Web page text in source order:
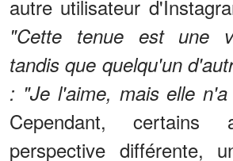
autre utilisateur
"Cette tenue est une
tandis que quelqu'un
: "Je l'aime, mais elle
Cependant, certains
perspective différente,